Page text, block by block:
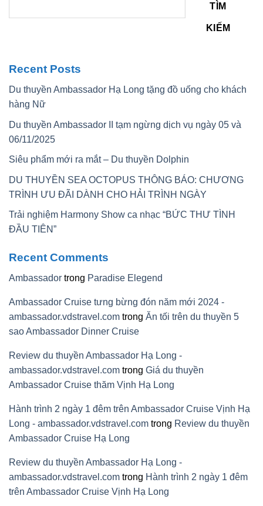
TÌM
KIẾM
Recent Posts
Du thuyền Ambassador Hạ Long tặng đồ uống cho khách
hàng Nữ
Du thuyền Ambassador II tạm ngừng dịch vụ ngày 05 và
06/11/2025
Siêu phẩm mới ra mắt – Du thuyền Dolphin
DU THUYỀN SEA OCTOPUS THÔNG BÁO: CHƯƠNG
TRÌNH ƯU ĐÃI DÀNH CHO HẢI TRÌNH NGÀY
Trải nghiệm Harmony Show ca nhạc “BỨC THƯ TÌNH
ĐẦU TIÊN”
Recent Comments
Ambassador trong Paradise Elegend
Ambassador Cruise tưng bừng đón năm mới 2024 -
ambassador.vdstravel.com trong Ăn tối trên du thuyền 5
sao Ambassador Dinner Cruise
Review du thuyền Ambassador Hạ Long -
ambassador.vdstravel.com trong Giá du thuyền
Ambassador Cruise thăm Vịnh Hạ Long
Hành trình 2 ngày 1 đêm trên Ambassador Cruise Vịnh Hạ
Long - ambassador.vdstravel.com trong Review du thuyền
Ambassador Cruise Hạ Long
Review du thuyền Ambassador Hạ Long -
ambassador.vdstravel.com trong Hành trình 2 ngày 1 đêm
trên Ambassador Cruise Vịnh Hạ Long